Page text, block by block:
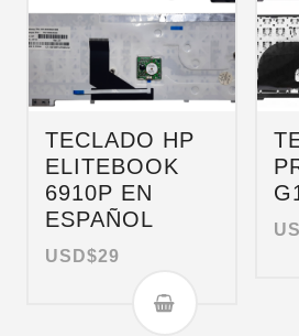
TECLADO HP
ELITEBOOK
6910P EN
ESPAÑOL
USD$29